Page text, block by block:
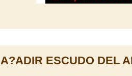
A?ADIR ESCUDO DEL